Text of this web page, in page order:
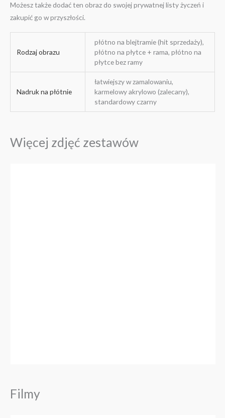
Możesz także dodać ten obraz do swojej prywatnej listy życzeń i
zakupić go w przyszłości.
Rodzaj obrazu
płótno na blejtramie (hit sprzedaży),
płótno na płytce + rama, płótno na
płytce bez ramy
Nadruk na płótnie
łatwiejszy w zamalowaniu,
karmelowy akrylowo (zalecany),
standardowy czarny
Więcej zdjęć zestawów
Filmy